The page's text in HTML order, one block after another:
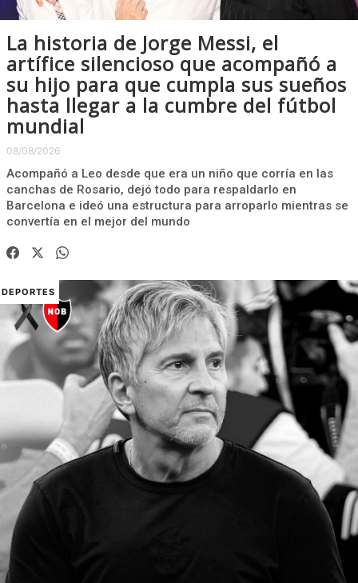
La historia de Jorge Messi, el
artífice silencioso que acompañó a
su hijo para que cumpla sus sueños
hasta llegar a la cumbre del fútbol
mundial
08/08/2026
Acompañó a Leo desde que era un niño que corría en las
canchas de Rosario, dejó todo para respaldarlo en
Barcelona e ideó una estructura para arroparlo mientras se
convertía en el mejor del mundo
DEPORTES